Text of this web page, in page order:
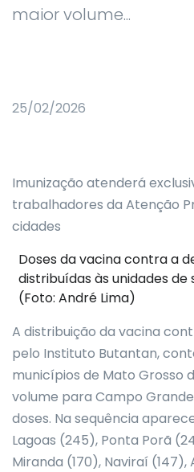
maior volume...
25/02/2026
Imunização atenderá
trabalhadores da Atenção
cidades
Doses da vacina contra a
distribuídas às unidades de
(Foto: André Lima)
A distribuição da vacina
pelo Instituto Butantan,
municípios de Mato Grosso
volume para Campo
doses. Na sequência
Lagoas (245), Ponta Porã
Miranda (170), Naviraí (147),